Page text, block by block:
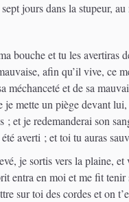
jours dans la stupeur,
bouche et tu les avertiras
afin qu’il vive, ce
méchanceté et de sa
je mette un piège devant
et je redemanderai son
averti ; et toi tu auras
je sortis vers la plaine,
entra en moi et me fit tenir
sur toi des cordes et on